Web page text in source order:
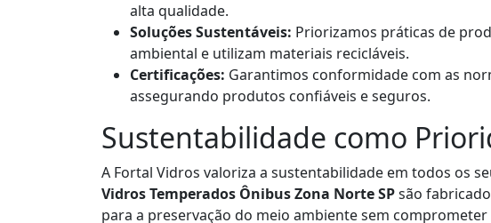
alta qualidade.
Soluções Sustentáveis: Priorizamos práticas de
ambiental e utilizam materiais recicláveis.
Certificações: Garantimos conformidade com as
assegurando produtos confiáveis e seguros.
Sustentabilidade como
A Fortal Vidros valoriza a sustentabilidade em todos os
Vidros Temperados Ônibus Zona Norte SPsão
para a preservação do meio ambiente sem comprometer